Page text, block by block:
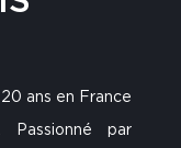
ans en France
Passionné par